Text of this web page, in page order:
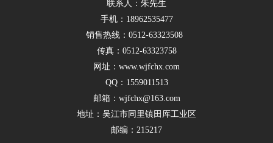
联系人：朱先生
手机：18962535477
销售热线：0512-63323508
传真：0512-63323758
网址：www.wjfchx.com
QQ：1559011513
邮箱：wjfchx@163.com
地址：吴江市同里镇田厍工业区
邮编：215217